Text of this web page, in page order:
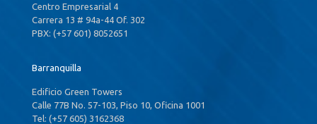
Centro Empresarial 4
Carrera 13 # 94a-44 Of. 302
PBX: (+57 601) 8052651
Barranquilla
Edificio Green Towers
Calle 77B No. 57-103, Piso 10, Oficina 1001
Tel: (+57 605) 3162368